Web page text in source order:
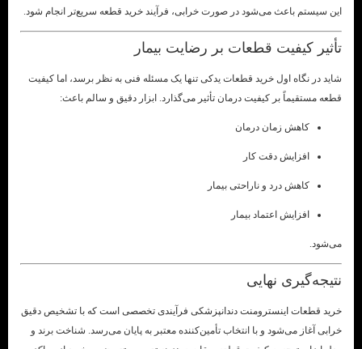
این سیستم باعث می‌شود در صورت خرابی، فرآیند خرید قطعه سریع‌تر انجام شود.
تأثیر کیفیت قطعات بر رضایت بیمار
شاید در نگاه اول خرید قطعات یدکی تنها یک مسئله فنی به نظر برسد، اما کیفیت
قطعه مستقیماً بر کیفیت درمان تأثیر می‌گذارد. ابزار دقیق و سالم باعث:
کاهش زمان درمان
افزایش دقت کار
کاهش درد و ناراحتی بیمار
افزایش اعتماد بیمار
می‌شود.
نتیجه‌گیری نهایی
خرید قطعات اینسترومنت دندانپزشکی فرآیندی تخصصی است که با تشخیص دقیق
خرابی آغاز می‌شود و با انتخاب تأمین‌کننده معتبر به پایان می‌رسد. شناخت برند و